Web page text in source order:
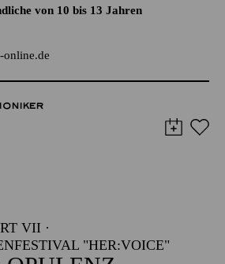
von 10 bis 13 Jahren